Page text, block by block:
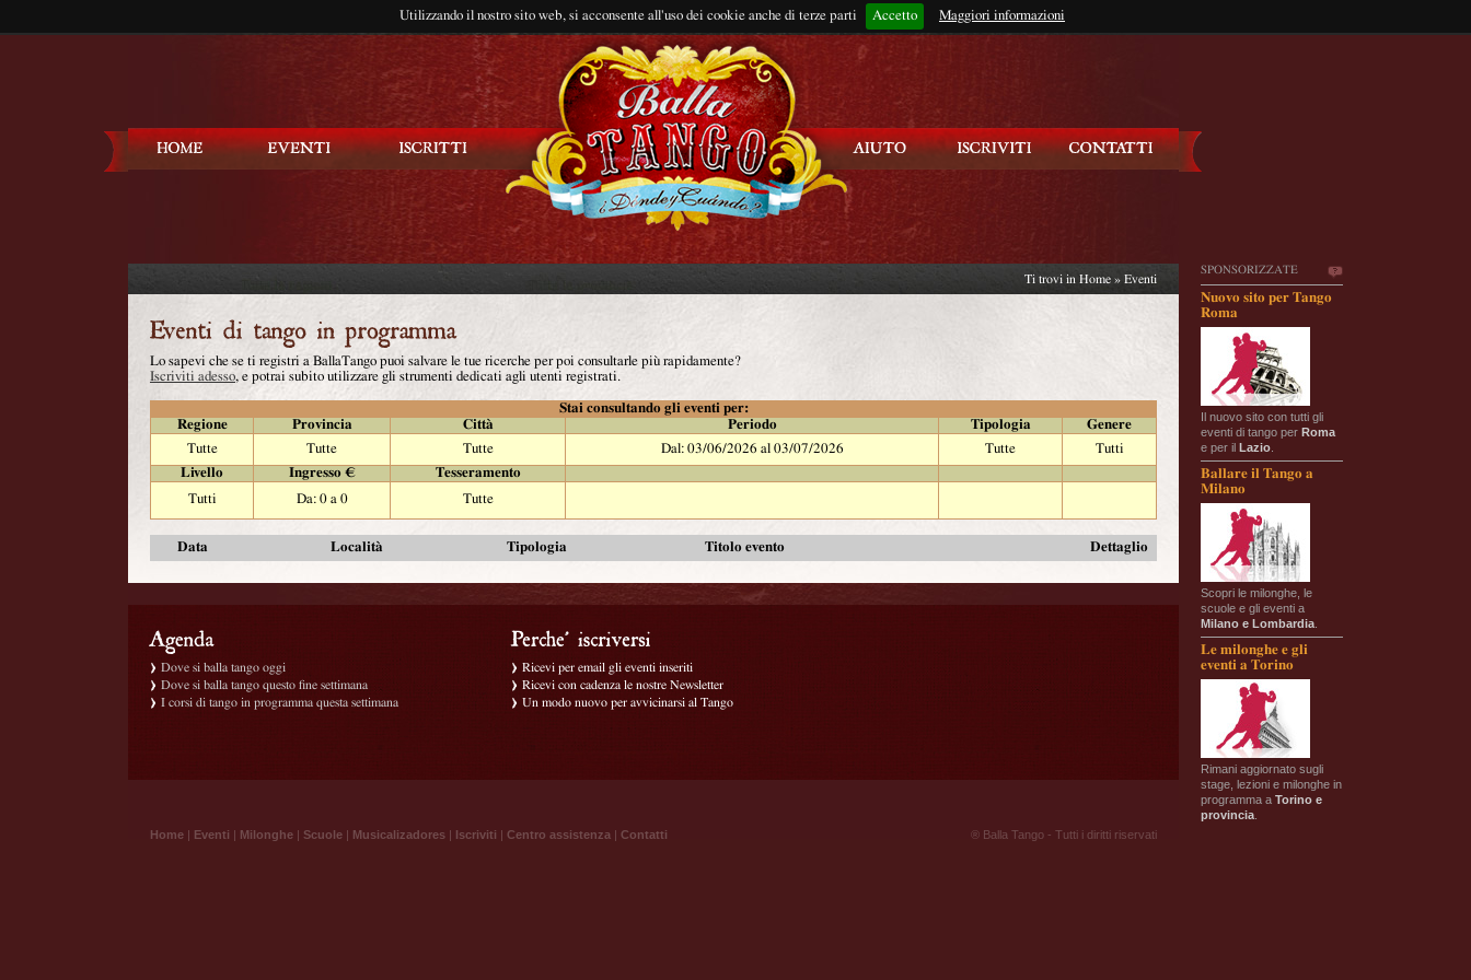
Utilizzando il nostro sito web, si acconsente all'uso dei cookie anche di terze parti Accetto Maggiori informazioni
Rimani connesso?
SPONSORIZZATE
Nuovo sito per Tango
Roma
Il nuovo sito con tutti gli
eventi di tango per Roma
e per il Lazio
Ballare il Tango a
Milano
Scopri le milonghe, le
scuole e gli eventi a
Milano e Lombardia
Le milonghe e gli
eventi a Torino
Rimani aggiornato sugli
stage, lezioni e milonghe in
programma a Torino e
provincia
Ti trovi in Home » Eventi
Lo sapevi che se ti registri a BallaTango puoi salvare le tue ricerche per poi consultarle più rapidamente?
Iscriviti adesso, e potrai subito utilizzare gli strumenti dedicati agli utenti registrati.
Stai consultando gli eventi per:
Regione
Provincia Città Periodo Tipologia
Genere
Tutte
Tutte Tutte Dal: 03/06/2026 al 03/07/2026 Tutte
Tutti
Livello
Ingresso €
Tesseramento
Tutti
Da: 0 a 0 Tutte
Data Località Tipologia Titolo evento Dettaglio
Dove si balla tango oggi
Dove si balla tango questo fine settimana
I corsi di tango in programma questa settimana
Ricevi per email gli eventi inseriti
Ricevi con cadenza le nostre Newsletter
Un modo nuovo per avvicinarsi al Tango
Home | Eventi | Milonghe | Scuole | Musicalizadores | Iscriviti | Centro assistenza | Contatti ® Balla Tango - Tutti i diritti riservati